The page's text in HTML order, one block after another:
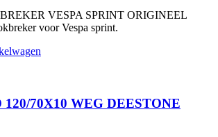
VESPA SPRINT ORIGINEEL
voor Vespa sprint.
70X10 WEG DEESTONE